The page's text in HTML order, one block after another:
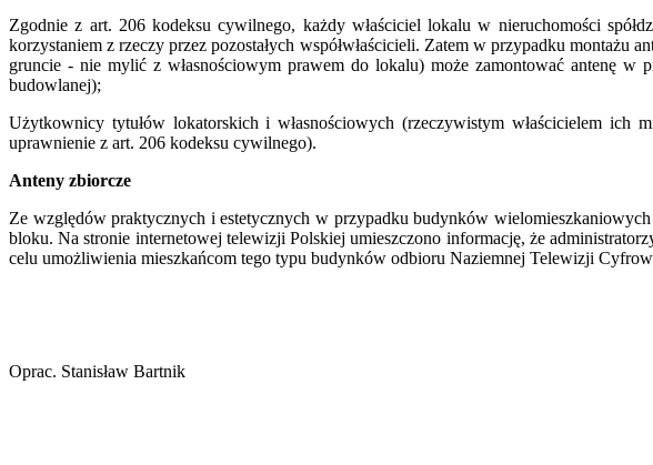
Zgodnie z art. 206 kodeksu cywilnego, każdy właściciel lokalu w nieruchomości
korzystaniem z rzeczy przez pozostałych współwłaścicieli. Zatem w przypadku montażu
gruncie - nie mylić z własnościowym prawem do lokalu) może zamontować antenę
budowlanej);
Użytkownicy tytułów lokatorskich i własnościowych (rzeczywistym właścicielem ich
uprawnienie z art. 206 kodeksu cywilnego).
Anteny zbiorcze
Ze względów praktycznych i estetycznych w przypadku budynków
bloku. Na stronie internetowej telewizji Polskiej umieszczono informację, że
celu umożliwienia mieszkańcom tego typu budynków odbioru Naziemnej Telewizji
Oprac. Stanisław Bartnik